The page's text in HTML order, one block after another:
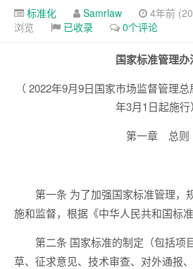
标准化 Samrlaw 4年前
浏览
已收录 0个评论
国家标准管理办
（ 2022年9月9日国家市场监督管理
年3月1日起施行）
第一章 总则
第一条 为了加强国家标准管理，
施和监督，根据《中华人民共和国标
第二条 国家标准的制定（包括项
草、征求意见、技术审查、对外通报